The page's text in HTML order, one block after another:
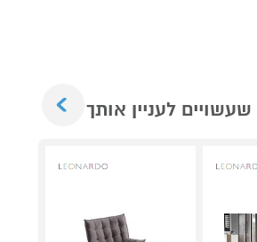
שעשויים לעניין אותך